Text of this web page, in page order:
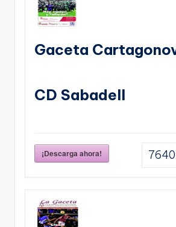
Gaceta
CD Sabadell
¡Descarga ahora! 7640